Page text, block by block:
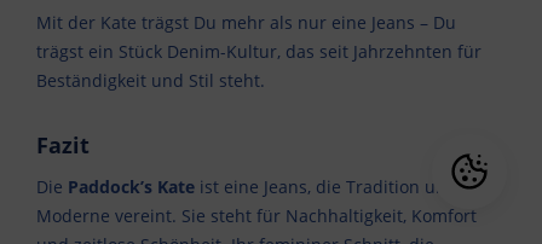
Mit der Kate trägst Du mehr als nur eine Jeans – Du
trägst ein Stück Denim-Kultur, das seit Jahrzehnten für
Beständigkeit und Stil steht.
Fazit
Die Paddock’s Kate ist eine Jeans, die Tradition und
Moderne vereint. Sie steht für Nachhaltigkeit, Komfort